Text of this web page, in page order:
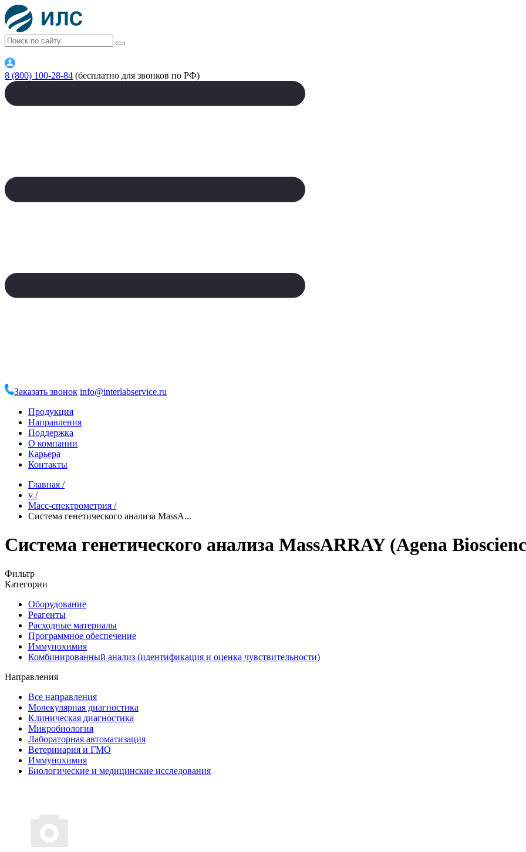
8 (800) 100-28-84 (бесплатно для звонков по РФ)
Заказать звонок info@interlabservice.ru
Продукция
Направления
Поддержка
О компании
Карьера
Контакты
Главная /
v /
Масс-спектрометрия /
Система генетического анализа MassA...
Система генетического анализа MassARRAY (Agena
Фильтр
Категории
Оборудование
Реагенты
Расходные материалы
Программное обеспечение
Иммунохимия
Комбинированный анализ (идентификация и оценка чувствительности)
Направления
Все направления
Молекулярная диагностика
Клиническая диагностика
Микробиология
Лабораторная автоматизация
Ветеринария и ГМО
Иммунохимия
Биологические и медицинские исследования